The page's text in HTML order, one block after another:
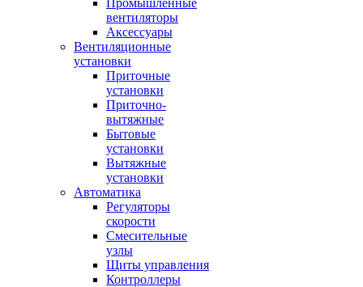
Промышленные
вентиляторы
Аксессуары
Вентиляционные
установки
Приточные
установки
Приточно-
вытяжные
Бытовые
установки
Вытяжные
установки
Автоматика
Регуляторы
скорости
Смесительные
узлы
Щиты управления
Контроллеры